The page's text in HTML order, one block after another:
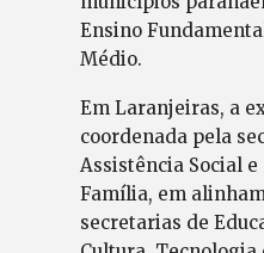
Ensino
Médio.
Em Laranjeiras, a
coordenada pela
Assistência Social e
Família, em
secretarias de